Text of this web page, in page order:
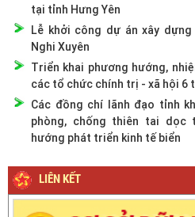
tại tỉnh Hưng Yên
Lễ khởi công dự án xây
Nghi Xuyên
Triển khai phương hướng,
các tổ chức chính trị - xã hội 6
Các đồng chí lãnh đạo tỉnh
phòng, chống thiên tai dọc
hướng phát triển kinh tế biển
LIÊN KẾT